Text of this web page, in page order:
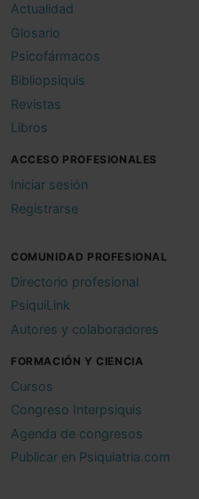
Actualidad
Glosario
Psicofármacos
Bibliopsiquis
Revistas
Libros
ACCESO PROFESIONALES
Iniciar sesión
Registrarse
COMUNIDAD PROFESIONAL
Directorio profesional
PsiquiLink
Autores y colaboradores
FORMACIÓN Y CIENCIA
Cursos
Congreso Interpsiquis
Agenda de congresos
Publicar en Psiquiatria.com